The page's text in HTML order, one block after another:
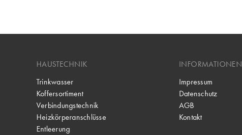
HAUSTECHNIK
Trinkwasser
Koffersortiment
Verbindungstechnik
Heizkörperanschlüsse
Entleerung
INFORMATIONEN
Impressum
Datenschutz
AGB
Kontakt